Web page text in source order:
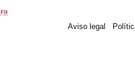
Aviso legal